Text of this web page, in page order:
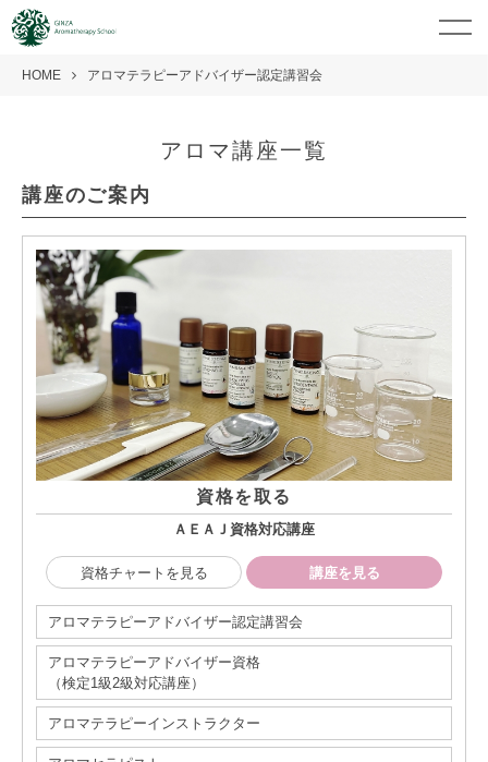
HOME アロマテラピーアドバイザー認定講習会
アロマ講座一覧
講座のご案内
資格を取る
ＡＥＡＪ資格対応講座
資格チャートを見る 講座を見る
アロマテラピーアドバイザー認定講習会
アロマテラピーアドバイザー資格
（検定1級2級対応講座）
アロマテラピーインストラクター